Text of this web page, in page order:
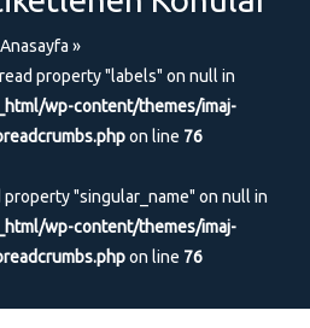
Anasayfa »
property "labels" on null in
wp-content/themes/imaj-
on line 76
"singular_name" on null in
wp-content/themes/imaj-
on line 76